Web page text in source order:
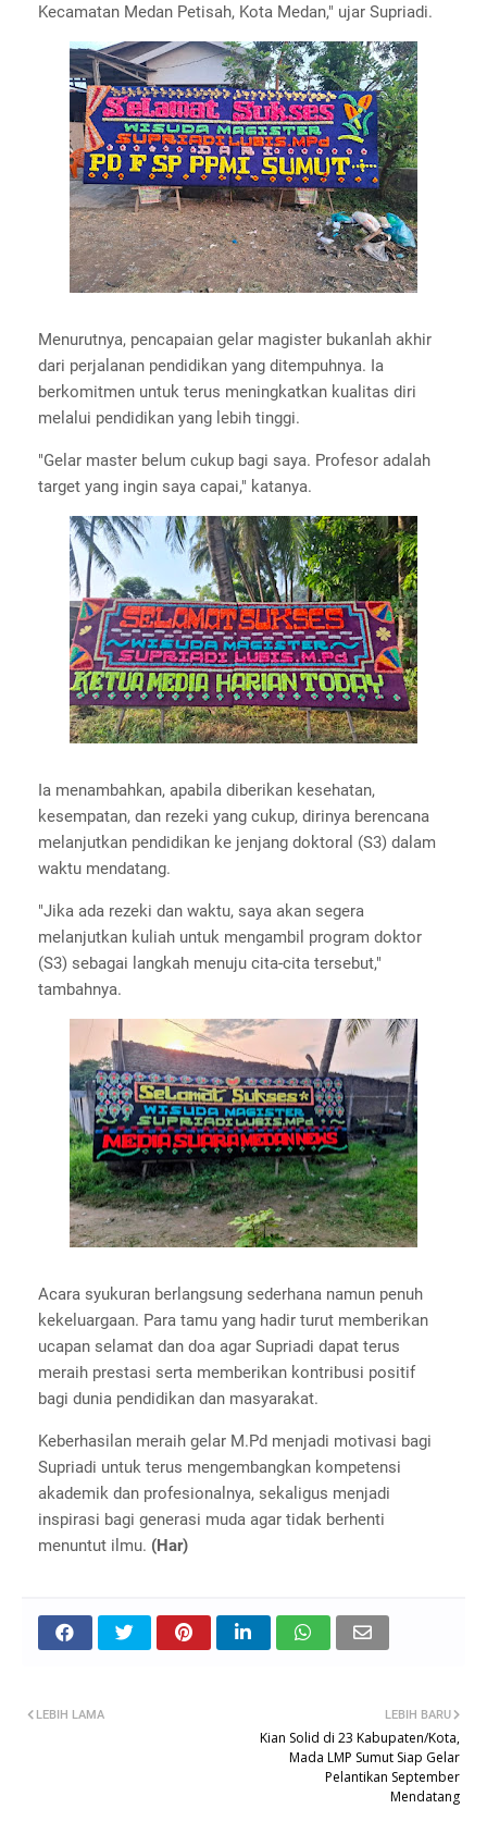
Kecamatan Medan Petisah, Kota Medan," ujar Supriadi.
Menurutnya, pencapaian gelar magister bukanlah akhir
dari perjalanan pendidikan yang ditempuhnya. Ia
berkomitmen untuk terus meningkatkan kualitas diri
melalui pendidikan yang lebih tinggi.
"Gelar master belum cukup bagi saya. Profesor adalah
target yang ingin saya capai," katanya.
Ia menambahkan, apabila diberikan kesehatan,
kesempatan, dan rezeki yang cukup, dirinya berencana
melanjutkan pendidikan ke jenjang doktoral (S3) dalam
waktu mendatang.
"Jika ada rezeki dan waktu, saya akan segera
melanjutkan kuliah untuk mengambil program doktor
(S3) sebagai langkah menuju cita-cita tersebut,"
tambahnya.
Acara syukuran berlangsung sederhana namun penuh
kekeluargaan. Para tamu yang hadir turut memberikan
ucapan selamat dan doa agar Supriadi dapat terus
meraih prestasi serta memberikan kontribusi positif
bagi dunia pendidikan dan masyarakat.
Keberhasilan meraih gelar M.Pd menjadi motivasi bagi
Supriadi untuk terus mengembangkan kompetensi
akademik dan profesionalnya, sekaligus menjadi
inspirasi bagi generasi muda agar tidak berhenti
menuntut ilmu. (Har)
LEBIH BARU
Kian Solid di 23 Kabupaten/Kota,
Mada LMP Sumut Siap Gelar
Pelantikan September
Mendatang
LEBIH LAMA